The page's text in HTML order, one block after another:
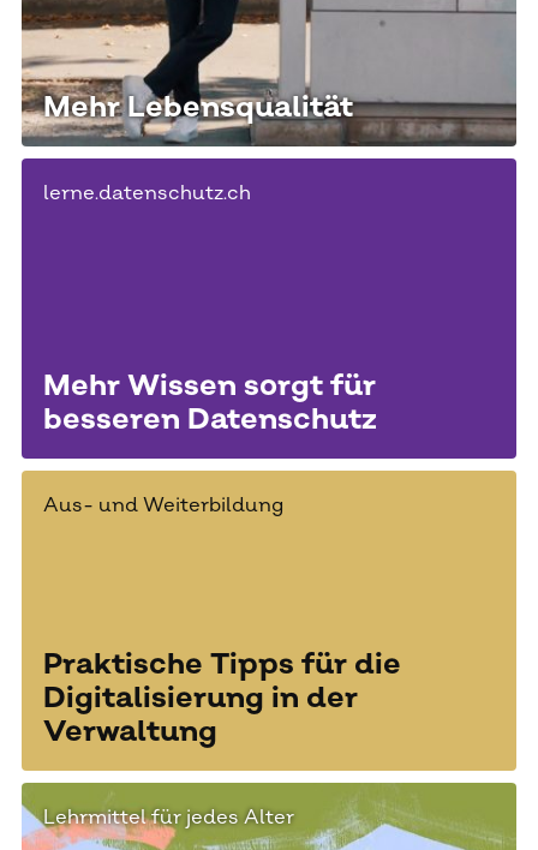
Mehr Lebensqualität
Mehr Wissen sorgt für
besseren Datenschutz
lerne.datenschutz.ch
Praktische Tipps für die
Digitalisierung in der
Verwaltung
Aus- und Weiterbildung
Lehrmittel für jedes Alter